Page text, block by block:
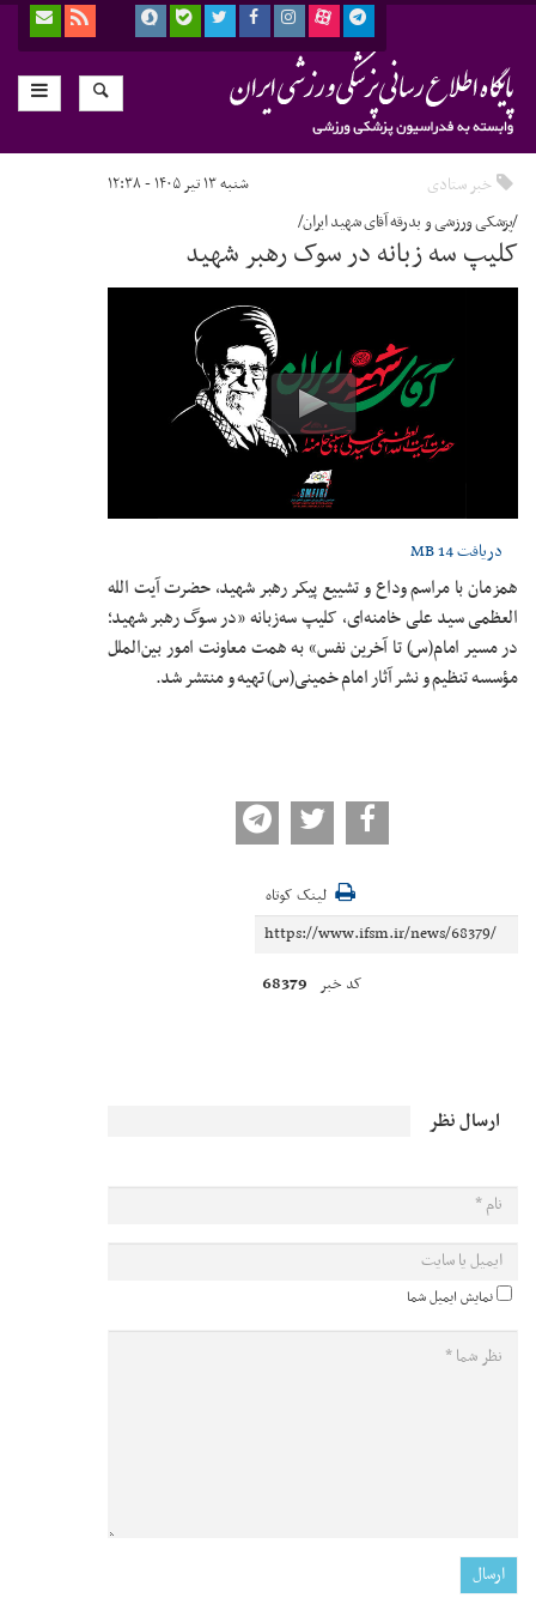
خبر ستادی شنبه ۱۳ تیر ۱۴۰۵ - ۱۲:۳۸
/پزشکی ورزشی و بدرقه آقای شهید ایران/
کلیپ سه زبانه در سوک رهبر شهید
دریافت14 MB
همزمان با مراسم وداع و تشییع پیکر رهبر شهید، حضرت آیت‌ الله
العظمی سید علی خامنه‌ای، کلیپ سه‌زبانه «در سوگ رهبر شهید؛
در مسیر امام(س) تا آخرین نفس» به همت معاونت امور بین‌الملل
مؤسسه تنظیم و نشر آثار امام خمینی(س) تهیه و منتشر شد.
لینک کوتاه
کد خبر 68379
ارسال نظر
نمایش ایمیل شما